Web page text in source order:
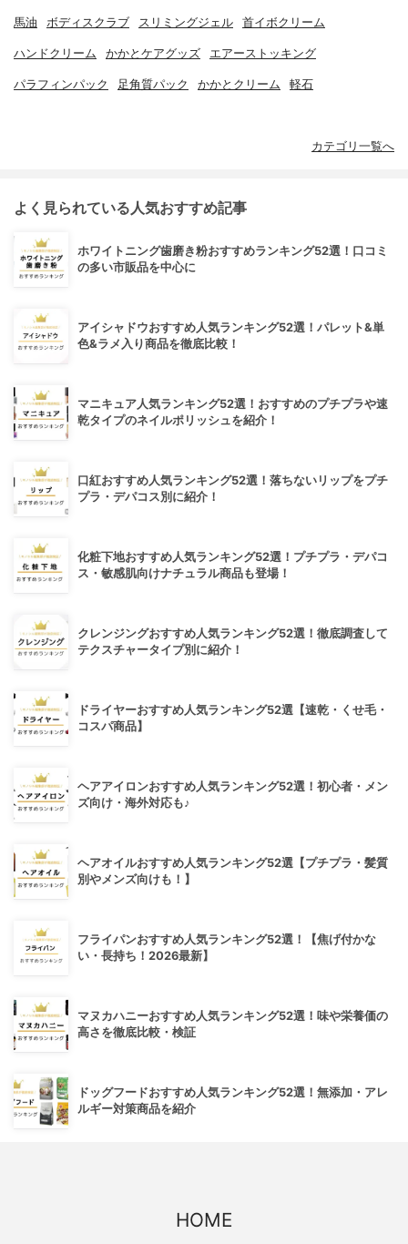
馬油 ボディスクラブ スリミングジェル 首イボクリーム
ハンドクリーム かかとケアグッズ エアーストッキング
パラフィンパック 足角質パック かかとクリーム 軽石
カテゴリ一覧へ
よく見られている人気おすすめ記事
ホワイトニング歯磨き粉おすすめランキング52選！口コミ
の多い市販品を中心に
アイシャドウおすすめ人気ランキング52選！パレット&単
色&ラメ入り商品を徹底比較！
マニキュア人気ランキング52選！おすすめのプチプラや速
乾タイプのネイルポリッシュを紹介！
口紅おすすめ人気ランキング52選！落ちないリップをプチ
プラ・デパコス別に紹介！
化粧下地おすすめ人気ランキング52選！プチプラ・デパコ
ス・敏感肌向けナチュラル商品も登場！
クレンジングおすすめ人気ランキング52選！徹底調査して
テクスチャータイプ別に紹介！
ドライヤーおすすめ人気ランキング52選【速乾・くせ毛・
コスパ商品】
ヘアアイロンおすすめ人気ランキング52選！初心者・メン
ズ向け・海外対応も♪
ヘアオイルおすすめ人気ランキング52選【プチプラ・髪質
別やメンズ向けも！】
フライパンおすすめ人気ランキング52選！【焦げ付かな
い・長持ち！2026最新】
マヌカハニーおすすめ人気ランキング52選！味や栄養価の
高さを徹底比較・検証
ドッグフードおすすめ人気ランキング52選！無添加・アレ
ルギー対策商品を紹介
HOME